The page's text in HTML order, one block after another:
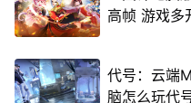
高帧 游戏多
代号：云端
脑怎么玩代